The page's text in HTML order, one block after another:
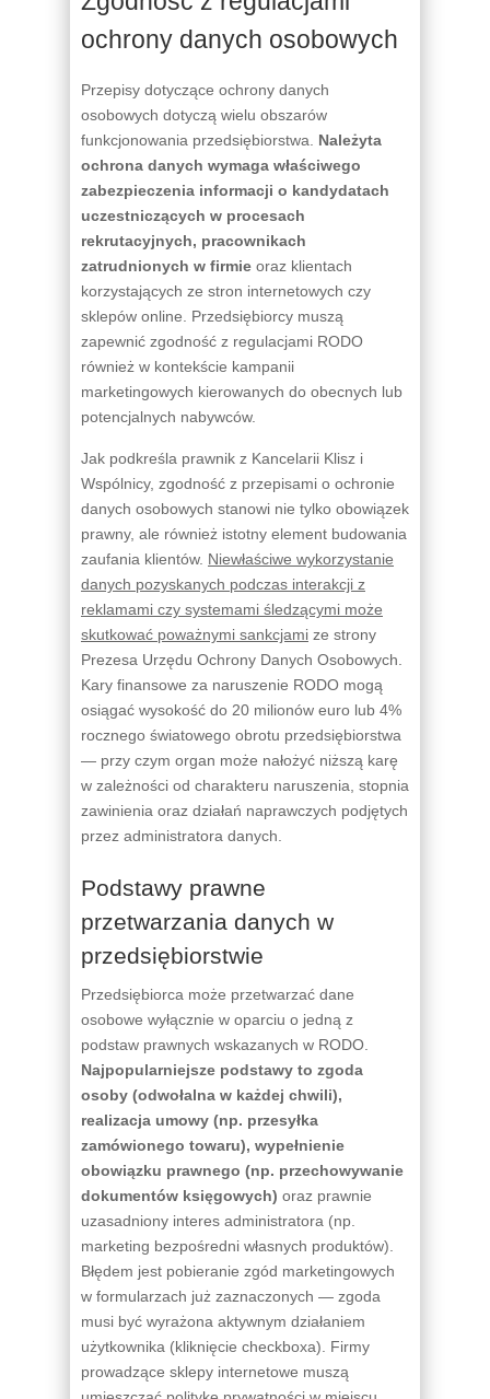
ochrony danych osobowych
Przepisy dotyczące ochrony danych
osobowych dotyczą wielu obszarów
funkcjonowania przedsiębiorstwa. Należyta
ochrona danych wymaga właściwego
zabezpieczenia informacji o kandydatach
uczestniczących w procesach
rekrutacyjnych, pracownikach
zatrudnionych w firmie oraz klientach
korzystających ze stron internetowych czy
sklepów online. Przedsiębiorcy muszą
zapewnić zgodność z regulacjami RODO
również w kontekście kampanii
marketingowych kierowanych do obecnych lub
potencjalnych nabywców.
Jak podkreśla prawnik z Kancelarii Klisz i
Wspólnicy, zgodność z przepisami o ochronie
danych osobowych stanowi nie tylko obowiązek
prawny, ale również istotny element budowania
zaufania klientów. Niewłaściwe wykorzystanie
danych pozyskanych podczas interakcji z
reklamami czy systemami śledzącymi może
skutkować poważnymi sankcjami ze strony
Prezesa Urzędu Ochrony Danych Osobowych.
Kary finansowe za naruszenie RODO mogą
osiągać wysokość do 20 milionów euro lub 4%
rocznego światowego obrotu przedsiębiorstwa
— przy czym organ może nałożyć niższą karę
w zależności od charakteru naruszenia, stopnia
zawinienia oraz działań naprawczych podjętych
przez administratora danych.
Podstawy prawne
przetwarzania danych w
przedsiębiorstwie
Przedsiębiorca może przetwarzać dane
osobowe wyłącznie w oparciu o jedną z
podstaw prawnych wskazanych w RODO.
Najpopularniejsze podstawy to zgoda
osoby (odwołalna w każdej chwili),
realizacja umowy (np. przesyłka
zamówionego towaru), wypełnienie
obowiązku prawnego (np. przechowywanie
dokumentów księgowych) oraz prawnie
uzasadniony interes administratora (np.
marketing bezpośredni własnych produktów).
Błędem jest pobieranie zgód marketingowych
w formularzach już zaznaczonych — zgoda
musi być wyrażona aktywnym działaniem
użytkownika (kliknięcie checkboxa). Firmy
prowadzące sklepy internetowe muszą